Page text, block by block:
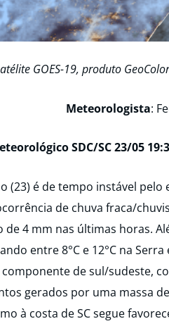
GOES-19, produto
Meteorologista:
SDC/SC 23/05
(23) é de tempo instável
de chuva fraca/
de 4 mm nas últimas horas.
entre 8°C e 12°C na Serra
de sul/sudeste,
gerados por uma massa
à costa de SC segue